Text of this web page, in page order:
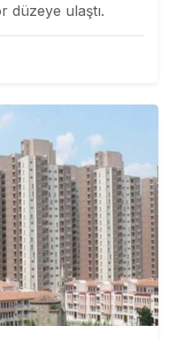
düzeye ulaştı.